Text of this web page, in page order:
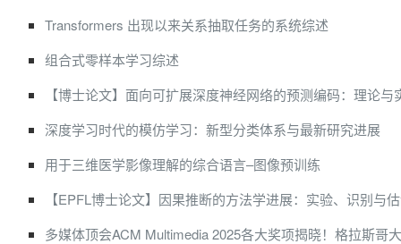
Transformers 出现以来关系抽取任务的系统综述
组合式零样本学习综述
【博士论文】面向可扩展深度神经网络的预测编码：理论与
深度学习时代的模仿学习：新型分类体系与最新研究进展
用于三维医学影像理解的综合语言–图像预训练
【EPFL博士论文】因果推断的方法学进展：实验、识别与
多媒体顶会ACM Multimedia 2025各大奖项揭晓！格拉斯哥